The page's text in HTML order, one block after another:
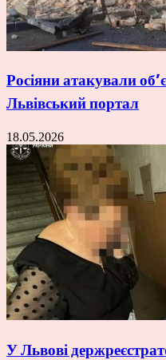
Росіяни атакували
Львівський портал
18.05.2026
У Львові